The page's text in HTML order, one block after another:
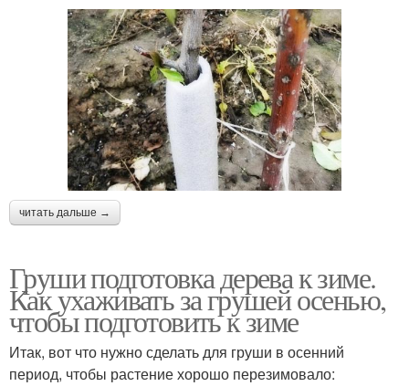
читать дальше →
Груши подготовка дерева к зиме.
Как ухаживать за грушей осенью,
чтобы подготовить к зиме
Итак, вот что нужно сделать для груши в осенний
период, чтобы растение хорошо перезимовало: